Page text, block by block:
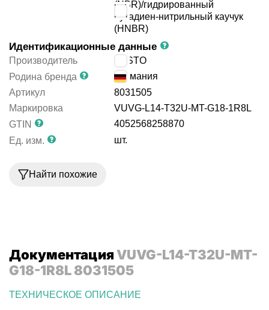
(NBR)/гидрированный
бутадиен-нитрильный каучук
(HNBR)
Идентификационные данные
Производитель
FESTO
Родина бренда
Германия
Артикул
8031505
Маркировка
VUVG-L14-T32U-MT-G18-1R8L
GTIN
4052568258870
Ед. изм.
шт.
Найти похожие
ДокументацияVUVG-L14-T32U-MT-
G18-1R8L 8031505
ТЕХНИЧЕСКОЕ ОПИСАНИЕ